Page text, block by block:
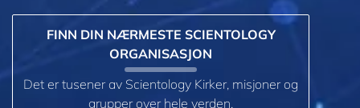
FINN DIN NÆRMESTE SCIENTOLOGY
ORGANISASJON
Det er tusener av Scientology Kirker, misjoner og
grupper over hele verden.